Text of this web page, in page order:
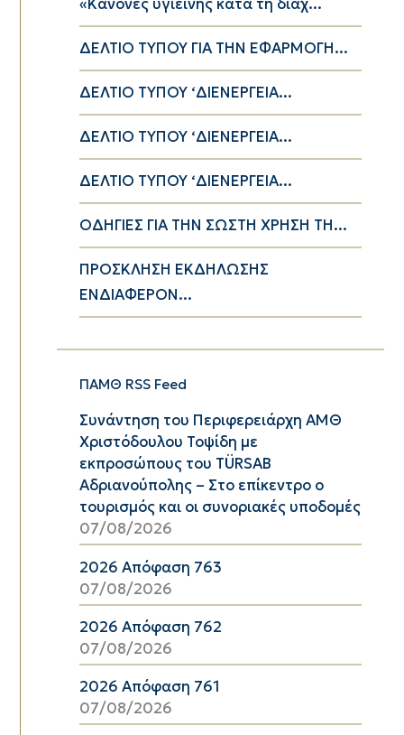
«Κανόνες υγιεινής κατά τη διαχ...
ΔΕΛΤΙΟ ΤΥΠΟΥ ΓΙΑ ΤΗΝ ΕΦΑΡΜΟΓΗ...
ΔΕΛΤΙΟ ΤΥΠΟΥ ‘ΔΙΕΝΕΡΓΕΙΑ...
ΔΕΛΤΙΟ ΤΥΠΟΥ ‘ΔΙΕΝΕΡΓΕΙΑ...
ΔΕΛΤΙΟ ΤΥΠΟΥ ‘ΔΙΕΝΕΡΓΕΙΑ...
ΟΔΗΓΙΕΣ ΓΙΑ ΤΗΝ ΣΩΣΤΗ ΧΡΗΣΗ ΤΗ...
ΠΡΟΣΚΛΗΣΗ ΕΚΔΗΛΩΣΗΣ
ΕΝΔΙΑΦΕΡΟΝ...
ΠΑΜΘ RSS Feed
Συνάντηση του Περιφερειάρχη ΑΜΘ
Χριστόδουλου Τοψίδη με
εκπροσώπους του TÜRSAB
Αδριανούπολης – Στο επίκεντρο ο
τουρισμός και οι συνοριακές υποδομές
07/08/2026
2026 Απόφαση 763
07/08/2026
2026 Απόφαση 762
07/08/2026
2026 Απόφαση 761
07/08/2026